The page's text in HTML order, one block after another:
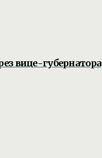
вице-губернатора